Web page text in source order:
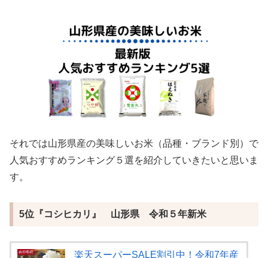
それでは山形県産の美味しいお米（品種・ブランド別）で
人気おすすめランキング５選を紹介していきたいと思いま
す。
5位『コシヒカリ』 山形県 令和５年新米
楽天スーパーSALE割引中！令和7年産